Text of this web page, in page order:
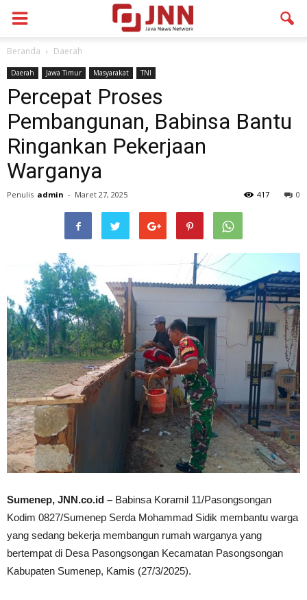
Beranda Daerah
Daerah Jawa Timur Masyarakat TNI
Percepat Proses
Pembangunan, Babinsa Bantu
Ringankan Pekerjaan
Warganya
Penulis admin - Maret 27, 2025 0
417
Sumenep, JNN.co.id – Babinsa Koramil 11/Pasongsongan
Kodim 0827/Sumenep Serda Mohammad Sidik membantu warga
yang sedang bekerja membangun rumah warganya yang
bertempat di Desa Pasongsongan Kecamatan Pasongsongan
Kabupaten Sumenep, Kamis (27/3/2025).